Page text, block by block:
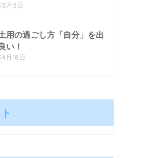
5月5日
用の過ごし方「自分」を出
い！
4月18日